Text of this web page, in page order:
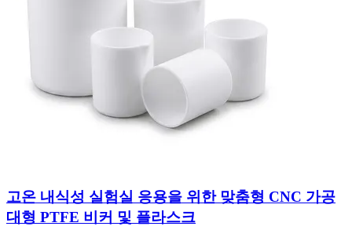
고온 내식성 실험실 응용을 위한 맞춤형 CNC 가공
대형 PTFE 비커 및 플라스크